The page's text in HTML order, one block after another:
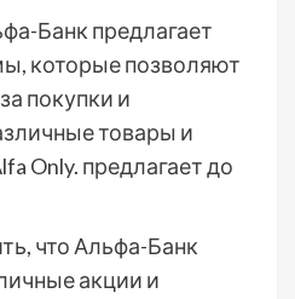
Банк предлагает
которые позволяют
покупки и
товары и
Only. предлагает до
что Альфа-Банк
акции и